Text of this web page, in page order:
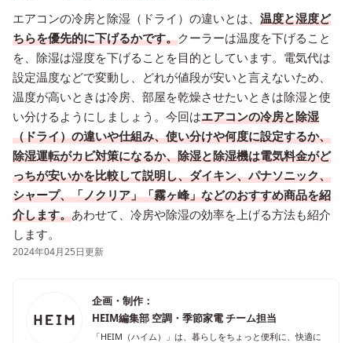
エアコンの冷房と除湿（ドライ）の違いとは、 温度と湿度ど
ちらを優先的に下げるかです。クーラーは温度を下げること
を、除湿は湿度を下げることを目的としています。電気代は
設定温度などで変動し、どれが値段が安いと言えないため、
温度が高いときは冷房、部屋を乾燥させたいときは除湿と使
い分けるようにしましょう。今回はエアコンの冷房と除湿
（ドライ）の違いや仕組み、使い分けや何度に設定するか、
除湿運転がカビ対策になるか、除湿と除湿機は電気料金がど
っちが安いかを比較して説明し、ダイキン、パナソニック、
シャープ、「ノクリア」「霧ヶ峰」などのおすすめ商品を紹
介します。あわせて、冷房や除湿の効率を上げる方法も紹介
します。
2024年04月25日更新
企画・制作：
HEIM編集部 空調・季節家電 チーム担当
「HEIM（ハイム）」は、暮らしをちょっと便利に、快適に